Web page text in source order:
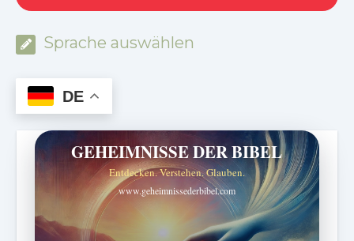
Sprache auswählen
DE
GEHEIMNISSE DER BIBEL
Entdecken. Verstehen. Glauben.
www.geheimnissederbibel.com